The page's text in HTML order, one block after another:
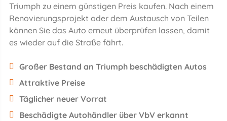
Triumph zu einem günstigen Preis kaufen. Nach einem
Renovierungsprojekt oder dem Austausch von Teilen
können Sie das Auto erneut überprüfen lassen, damit
es wieder auf die Straße fährt.
Großer Bestand an Triumph beschädigten Autos
Attraktive Preise
Täglicher neuer Vorrat
Beschädigte Autohändler über VbV erkannt